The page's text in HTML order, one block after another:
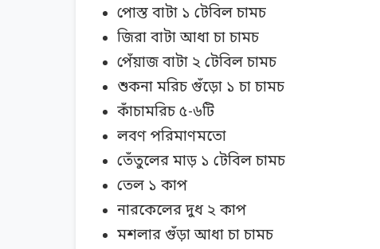
পোস্ত বাটা ১ টেবিল চামচ
জিরা বাটা আধা চা চামচ
পেঁয়াজ বাটা ২ টেবিল চামচ
শুকনা মরিচ গুঁড়ো ১ চা চামচ
কাঁচামরিচ ৫-৬টি
লবণ পরিমাণমতো
তেঁতুলের মাড় ১ টেবিল চামচ
তেল ১ কাপ
নারকেলের দুধ ২ কাপ
মশলার গুঁড়া আধা চা চামচ